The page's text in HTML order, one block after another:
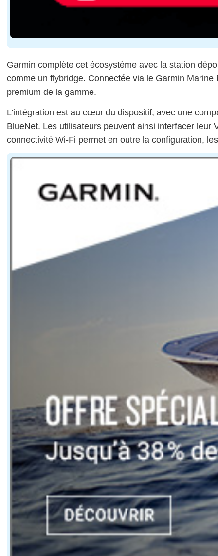
Garmin complète cet écosystème avec la station
comme un flybridge. Connectée via le Garmin
premium de la gamme.
L'intégration est au cœur du dispositif, avec une
BlueNet. Les utilisateurs peuvent ainsi interfacer
connectivité Wi-Fi permet en outre la configuration,